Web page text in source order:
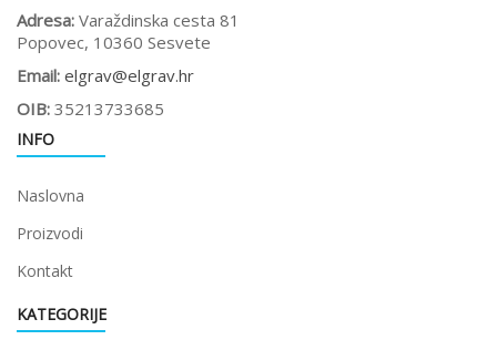
Adresa: Varaždinska cesta 81
Popovec, 10360 Sesvete
Email: elgrav@elgrav.hr
OIB: 35213733685
INFO
Naslovna
Proizvodi
Kontakt
KATEGORIJE